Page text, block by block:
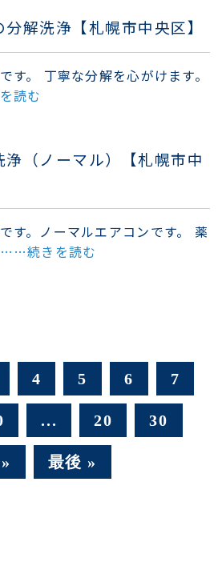
解洗浄【札幌市中央区】
す。 丁寧な分解を心がけます。
読む
（ノーマル）【札幌市中
す。ノーマルエアコンです。 薬
……続きを読む
4 5 6 7
... 20 30
» 最後 »